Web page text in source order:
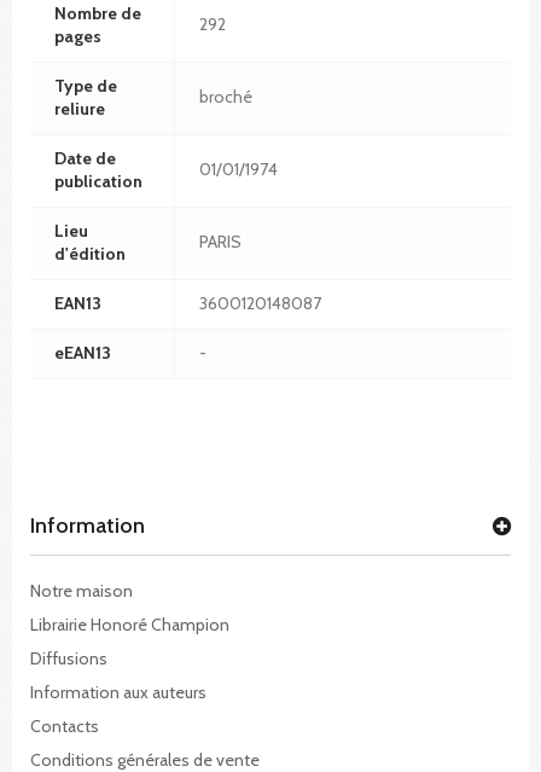
Nombre de
pages
292
Type de
reliure
broché
Date de
publication
01/01/1974
Lieu
d'édition
PARIS
EAN13 3600120148087
eEAN13 -
Information
Notre maison
Librairie Honoré Champion
Diffusions
Information aux auteurs
Contacts
Conditions générales de vente